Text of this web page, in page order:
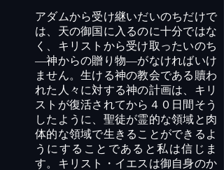
アダムから受け継いだいのちだけで
は、天の御国に入るのに十分ではな
く、キリストから受け取ったいのち
―神からの贈り物―がなければいけ
ません。生ける神の教会である贖わ
れた人々に対する神の計画は、キリ
ストが復活されてから４０日間そう
したように、聖徒が霊的な領域と肉
体的な領域で生きることができるよ
うにすることであると私は信じま
す。キリスト・イエスは御自身のか